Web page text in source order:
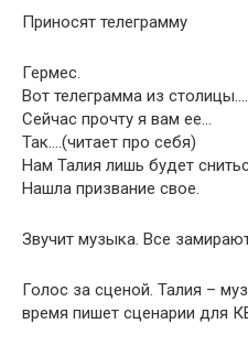
Приносят телеграмму
Гермес.
Вот телеграмма из
Сейчас прочту я вам ее…
Так….(читает про себя)
Нам Талия лишь будет
Нашла призвание свое.
Звучит музыка. Все
Голос за сценой. Талия –
время пишет сценарии для